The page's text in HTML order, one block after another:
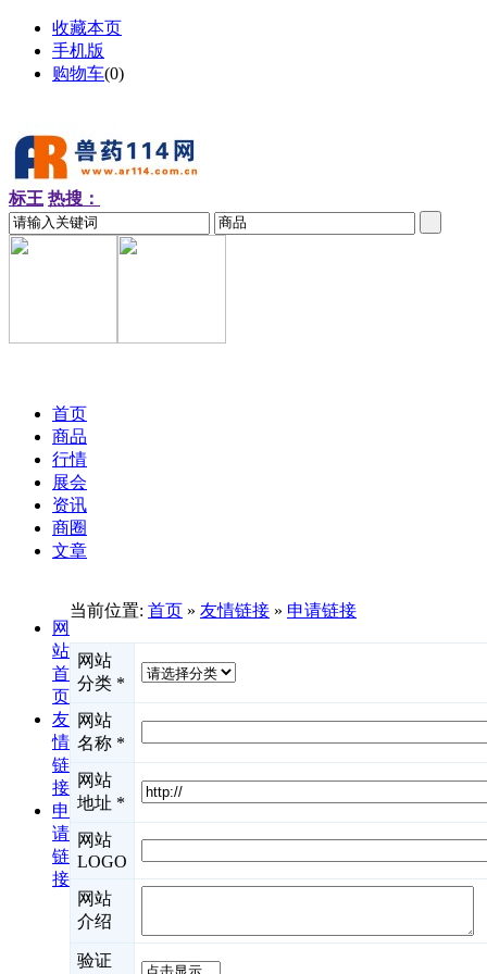
收藏本页
手机版
购物车(0)
标王 热搜：
首页
商品
行情
展会
资讯
商圈
文章
网
站
首
页
友
情
链
接
申
请
链
接
当前位置: 首页 » 友情链接 » 申请链接
网站
分类 *
网站
名称 *
网站
地址 *
网站
LOGO
网站
介绍
验证